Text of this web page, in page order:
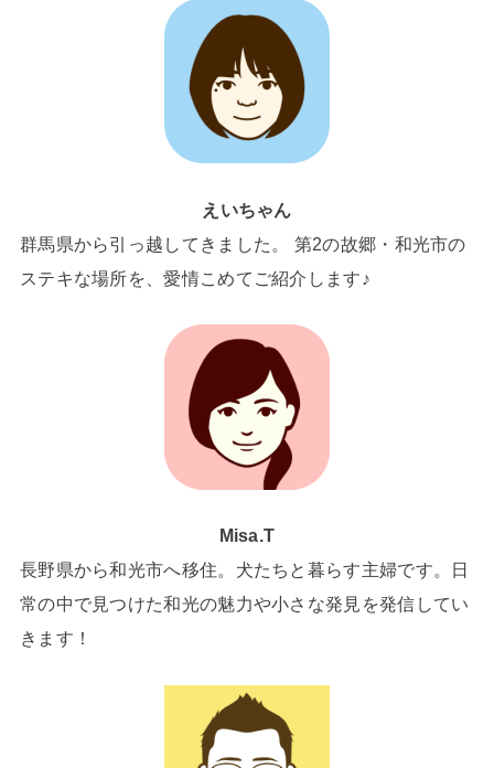
えいちゃん
群馬県から引っ越してきました。 第2の故郷・和光市の
ステキな場所を、愛情こめてご紹介します♪
Misa.T
長野県から和光市へ移住。犬たちと暮らす主婦です。日
常の中で見つけた和光の魅力や小さな発見を発信してい
きます！